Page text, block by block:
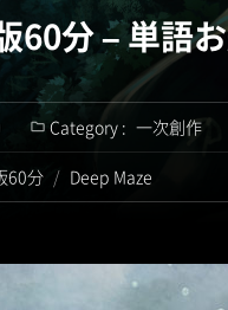
60分 – 単語
Category : 一次創作
60分 / Deep Maze